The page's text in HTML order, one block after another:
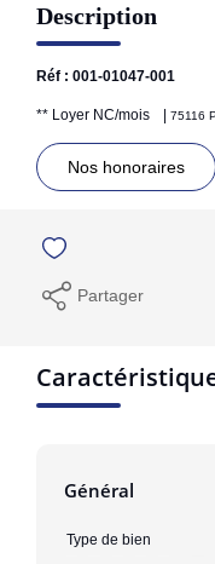
Description
Réf : 001-01047-001
** Loyer NC/mois | 75116
Nos honoraires
Partager
Général
Type de bien